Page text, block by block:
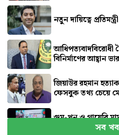
নতুন দায়িত্বে
আধিপত্যবাদবিরোধী
বিনির্মাণের আহ্বান
জিয়াউর রহমান
ফেসবুক তথ্য চেয়ে
গুম-খুন ও গায়েবি
সব